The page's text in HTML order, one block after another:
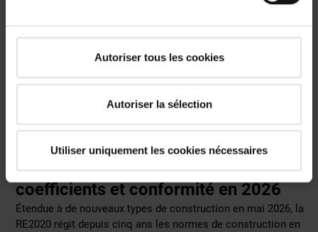
Autoriser tous les cookies
Autoriser la sélection
Utiliser uniquement les cookies nécessaires
29 mai 2026
Normes
RE2020 et fenêtre de toit : exigences,
coefficients et conformité en 2026
Étendue à de nouveaux types de construction en mai 2026, la
RE2020 régit depuis cinq ans les normes de construction en